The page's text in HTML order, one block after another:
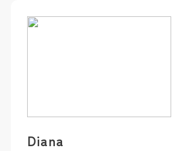
Diana